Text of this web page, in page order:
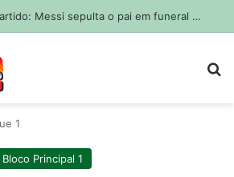
Com o coração partido: Messi sepulta o pai em funeral privado em Rosário
1
Bloco Principal 1